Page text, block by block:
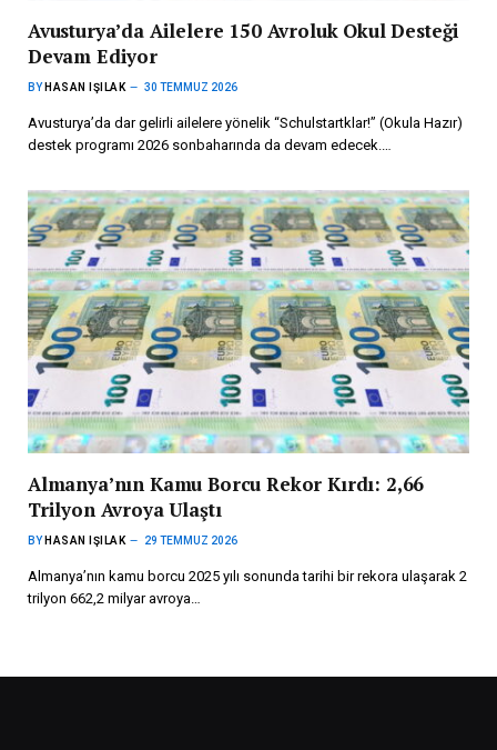
Avusturya’da Ailelere 150 Avroluk Okul Desteği
Devam Ediyor
BY HASAN IŞILAK 30 TEMMUZ 2026
Avusturya’da dar gelirli ailelere yönelik “Schulstartklar!” (Okula Hazır)
destek programı 2026 sonbaharında da devam edecek.…
Almanya’nın Kamu Borcu Rekor Kırdı: 2,66
Trilyon Avroya Ulaştı
BY HASAN IŞILAK 29 TEMMUZ 2026
Almanya’nın kamu borcu 2025 yılı sonunda tarihi bir rekora ulaşarak 2
trilyon 662,2 milyar avroya…